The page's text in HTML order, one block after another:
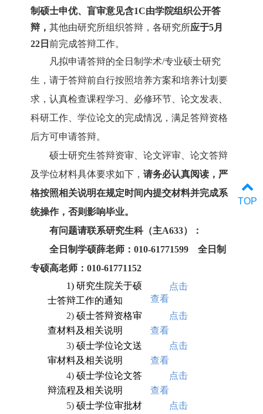
制硕士申优、盲审意见含1C由学院组织公开答
辩，其他由研究所组织答辩，各研究所应于5月
22 日前完成答辩工作。
凡拟申请答辩的全日制学术/专业硕士研究
生，请于答辩前自行按照培养方案和培养计划要
求，认真检查课程学习、必修环节、论文发表、
科研工作、学位论文的完成情况，满足答辩资格
后方可申请答辩。
硕士研究生答辩资审、论文评审、论文答辩
及学位材料具体要求如下，请务必认真阅读，严
格按照相关说明在规定时间内提交材料并完成系
统操作，否则影响毕业。
有问题请联系研究生科（主A633）：
全日制学硕薛老师：010-61771599 全日制
专硕高老师：010-61771152
1)研究生院关于硕
士答辩工作的通知
点击
查看
2)硕士答辩资格审
查材料及相关说明
点击
查看
3)硕士学位论文送
审材料及相关说明
点击
查看
4)硕士学位论文答
辩流程及相关说明
点击
查看
5)硕士学位审批材
点击
TOP